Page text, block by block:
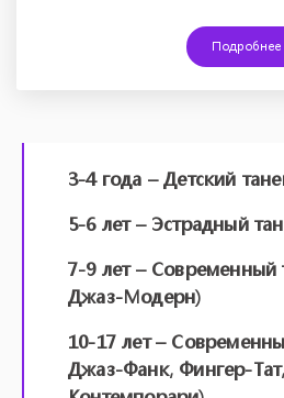
Подробнее
3-4 года – Детский
5-6 лет – Эстрадный
7-9 лет – Современный
Джаз-Модерн)
10-17 лет –
Джаз-Фанк, Фингер-Тат,